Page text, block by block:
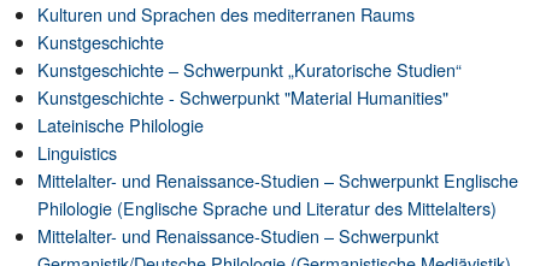
Kulturen und Sprachen des mediterranen Raums
Kunstgeschichte
Kunstgeschichte – Schwerpunkt „Kuratorische Studien“
Kunstgeschichte - Schwerpunkt "Material Humanities"
Lateinische Philologie
Linguistics
Mittelalter- und Renaissance-Studien – Schwerpunkt Englische
Philologie (Englische Sprache und Literatur des Mittelalters)
Mittelalter- und Renaissance-Studien – Schwerpunkt